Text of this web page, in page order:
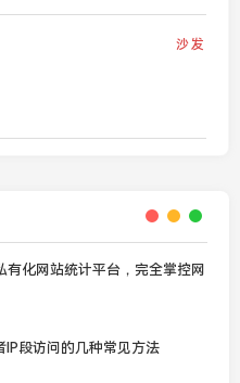
沙发
化网站统计平台，完全掌控网
IP段访问的几种常见方法